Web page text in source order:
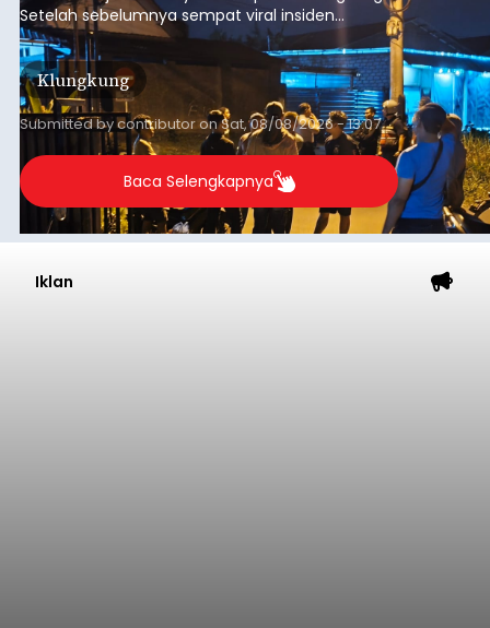
Setelah sebelumnya sempat viral insiden
keributan di barat Pasar Galiran, peristiwa serupa
kini menimpa seorang pemuda asal Kabupaten
Sumba Barat Daya (SBD), Nusa Tenggara Timur
(NTT).
Klungkung
Submitted bycontributoronSat, 08/08/2026 - 13:07
Baca Selengkapnya
Iklan